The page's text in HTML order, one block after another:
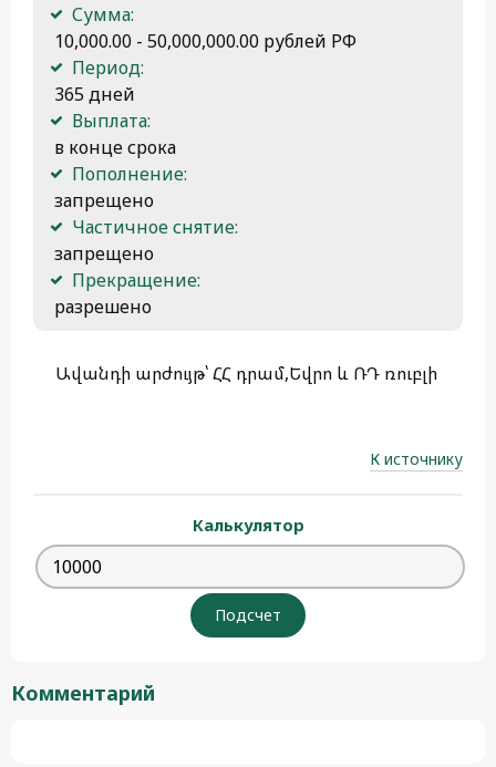
Сумма:
10,000.00 - 50,000,000.00 рублей РФ
Период:
365 дней
Выплата:
в конце срока
Пополнение:
запрещено
Частичное снятие:
запрещено
Прекращение:
разрешено
Ավանդի արժույթ՝ ՀՀ դրամ,Եվրո և ՌԴ ռուբլի
К источнику
Калькулятор
Комментарий